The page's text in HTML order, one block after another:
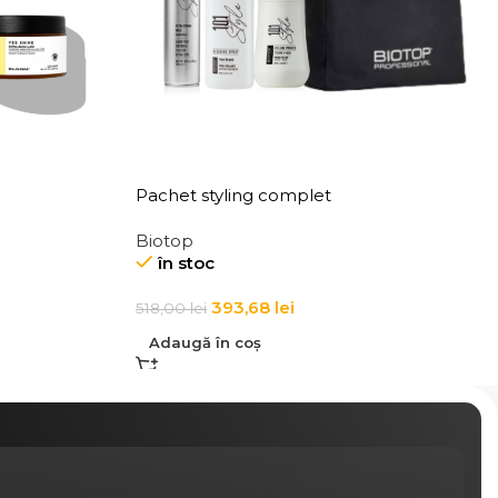
Pachet styling complet
Biotop
în stoc
518,00lei 393,68 lei
Adaugă în coș